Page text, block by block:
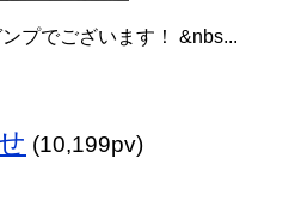
でございます！ &nbs...
(10,199pv)